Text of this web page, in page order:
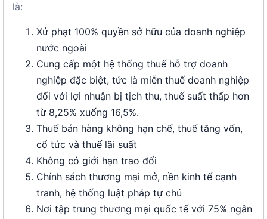
là:
Xử phạt 100% quyền sở hữu của doanh nghiệp
nước ngoài
Cung cấp một hệ thống thuế hỗ trợ doanh
nghiệp đặc biệt, tức là miễn thuế doanh nghiệp
đối với lợi nhuận bị tịch thu, thuế suất thấp hơn
từ 8,25% xuống 16,5%.
Thuế bán hàng không hạn chế, thuế tăng vốn,
cổ tức và thuế lãi suất
Không có giới hạn trao đổi
Chính sách thương mại mở, nền kinh tế cạnh
tranh, hệ thống luật pháp tự chủ
Nơi tập trung thương mại quốc tế với 75% ngân